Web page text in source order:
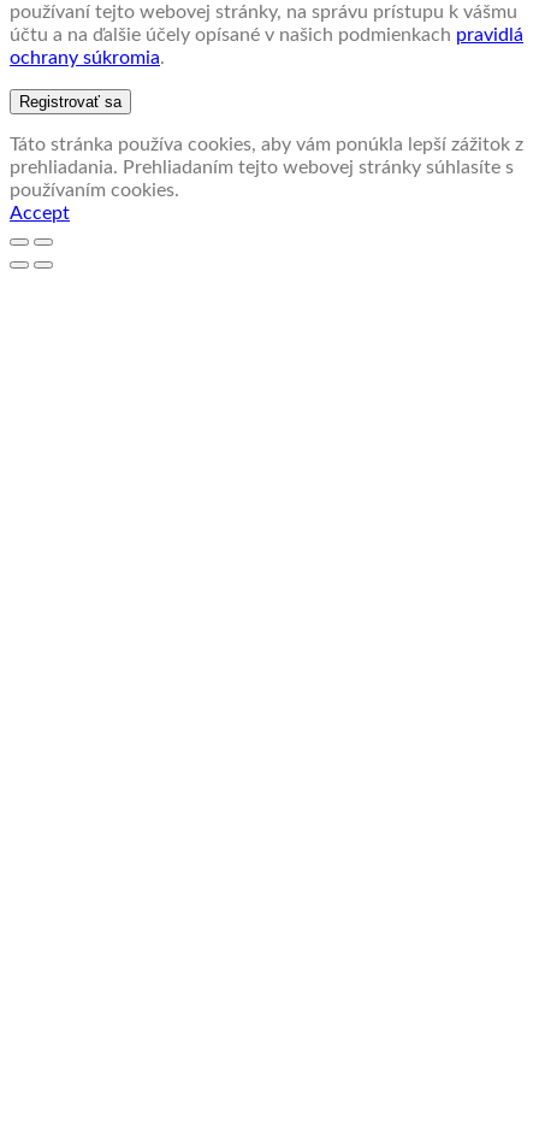
používaní tejto webovej stránky, na správu prístupu k vášmu
účtu a na ďalšie účely opísané v našich podmienkach pravidlá
ochrany súkromia.
Registrovať sa
Táto stránka používa cookies, aby vám ponúkla lepší zážitok z
prehliadania. Prehliadaním tejto webovej stránky súhlasíte s
používaním cookies.
Accept